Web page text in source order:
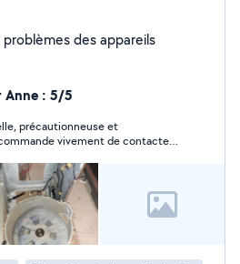
des appareils
Anne : 5/5
précautionneuse et
vivement de contacter
lui !!!